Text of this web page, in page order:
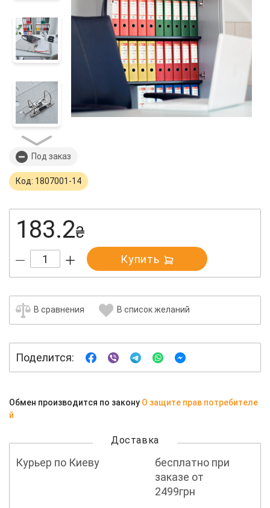
Под заказ
Код: 1807001-14
183.2₴
Купить
В сравнения В список желаний
Поделится:
Обмен производится по закону О защите прав потребителе
й
Доставка
Курьер по Киеву
бесплатно при
заказе от
2499грн